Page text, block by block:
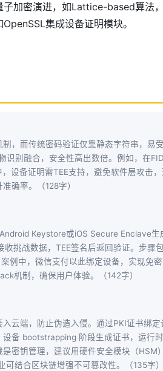
加密演进，如Lattice-based算法
集成设备证明模块。
，而传统密码验证仅靠静态字符串，易
识别融合，安全性高出数倍。例如，在
设备证明需TEE支持，避免软件层攻击
确率。（128字）
Keystore或iOS Secure Enclave生
挑战数据，TEE签名后返回验证。步骤
例中，微信支付以此绑定设备，实现免
机制，确保用户体验。（142字）
云端，防止伪造入侵。通过PKI证书绑
备 bootstrapping 阶段生成证书，运行
密钥管理，建议用硬件安全模块（HSM
结合区块链增强不可篡改性。（135字）